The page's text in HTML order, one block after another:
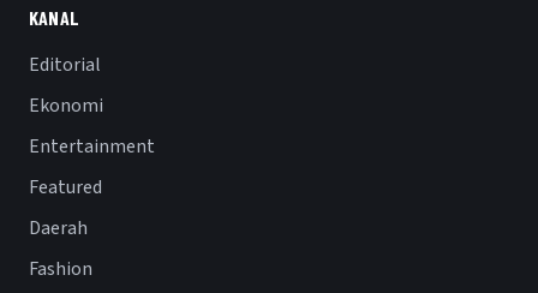
KANAL
Editorial
Ekonomi
Entertainment
Featured
Daerah
Fashion